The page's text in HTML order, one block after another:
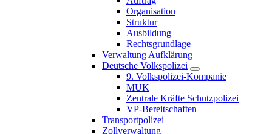
Organisation
Struktur
Ausbildung
Rechtsgrundlage
Verwaltung Aufklärung
Deutsche Volkspolizei
9. Volkspolizei-Kompanie
MUK
Zentrale Kräfte Schutzpolizei
VP-Bereitschaften
Transportpolizei
Zollverwaltung